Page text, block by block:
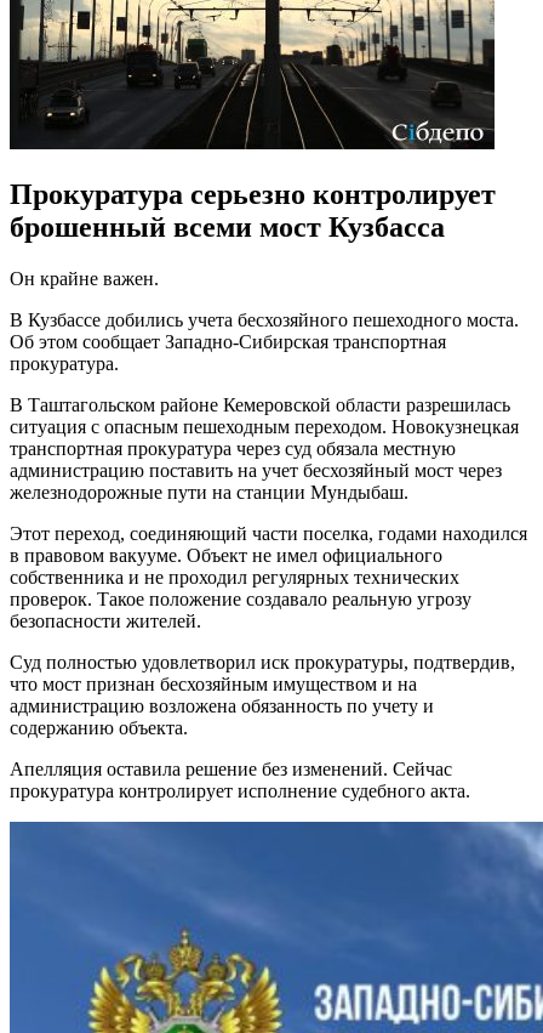
Прокуратура серьезно контролирует
брошенный всеми мост Кузбасса
Он крайне важен.
В Кузбассе добились учета бесхозяйного пешеходного моста.
Об этом сообщает Западно-Сибирская транспортная
прокуратура.
В Таштагольском районе Кемеровской области разрешилась
ситуация с опасным пешеходным переходом. Новокузнецкая
транспортная прокуратура через суд обязала местную
администрацию поставить на учет бесхозяйный мост через
железнодорожные пути на станции Мундыбаш.
Этот переход, соединяющий части поселка, годами находился
в правовом вакууме. Объект не имел официального
собственника и не проходил регулярных технических
проверок. Такое положение создавало реальную угрозу
безопасности жителей.
Суд полностью удовлетворил иск прокуратуры, подтвердив,
что мост признан бесхозяйным имуществом и на
администрацию возложена обязанность по учету и
содержанию объекта.
Апелляция оставила решение без изменений. Сейчас
прокуратура контролирует исполнение судебного акта.